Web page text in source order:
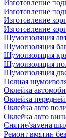
Изготовление
Изготовление
Изготовление
Изготовление
Шумоизоляция
Шумоизоляция
Шумоизоляция
Шумоизоляция
Шумоизоляция
Полная
Оклейка
Оклейка
Оклейка авто
Оклейка авто
Снятие/замена
Ремонт вмятин